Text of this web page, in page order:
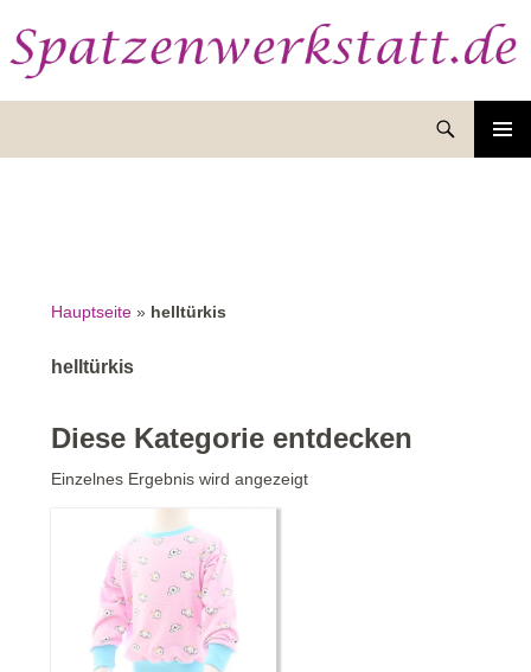
Hauptseite» helltürkis
helltürkis
Diese Kategorie entdecken
Einzelnes Ergebnis wird angezeigt